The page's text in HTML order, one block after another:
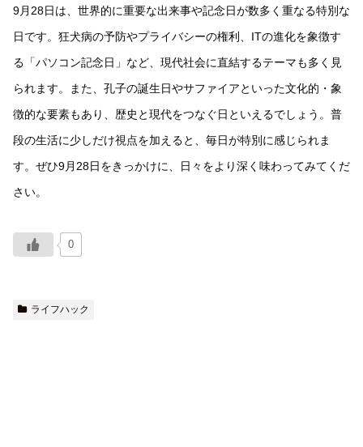
9月28日は、世界的に重要な出来事や記念日が数多く重なる特別な
日です。狂犬病の予防やプライバシーの権利、ITの進化を象徴す
る「パソコン記念日」など、現代社会に直結するテーマも多く見
られます。また、孔子の誕生日やサファイアといった文化的・象
徴的な要素もあり、歴史と現代をつなぐ日といえるでしょう。普
段の生活に少しだけ視点を加えると、毎日が特別に感じられま
す。ぜひ9月28日をきっかけに、日々をより深く味わってみてくだ
さい。
0
ライフハック